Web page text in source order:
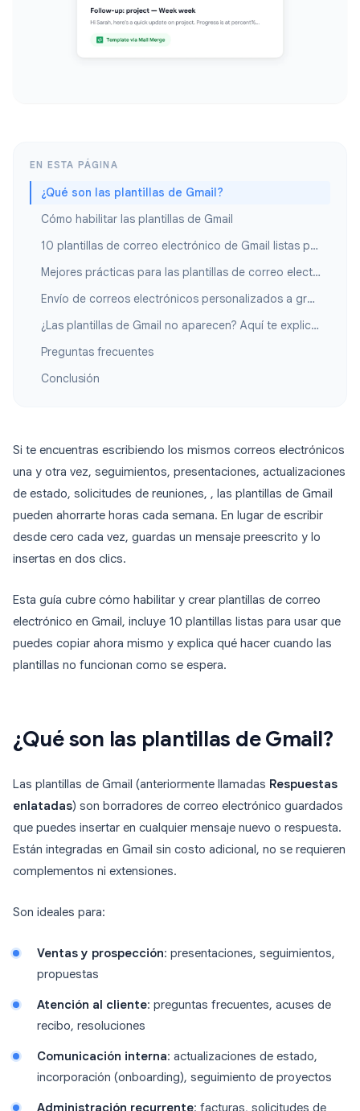
EN ESTA PÁGINA
¿Qué son las plantillas de Gmail?
Cómo habilitar las plantillas de Gmail
10 plantillas de correo electrónico de Gmail listas para usar
Mejores prácticas para las plantillas de correo electrónico de Gmail
Envío de correos electrónicos personalizados a gran escala
¿Las plantillas de Gmail no aparecen? Aquí te explicamos cómo solucionarlo
Preguntas frecuentes
Conclusión
Si te encuentras escribiendo los mismos correos electrónicos
una y otra vez, seguimientos, presentaciones, actualizaciones
de estado, solicitudes de reuniones, , las plantillas de Gmail
pueden ahorrarte horas cada semana. En lugar de escribir
desde cero cada vez, guardas un mensaje preescrito y lo
insertas en dos clics.
Esta guía cubre cómo habilitar y crear plantillas de correo
electrónico en Gmail, incluye 10 plantillas listas para usar que
puedes copiar ahora mismo y explica qué hacer cuando las
plantillas no funcionan como se espera.
¿Qué son las plantillas de Gmail?
Las plantillas de Gmail (anteriormente llamadas Respuestas
enlatadas) son borradores de correo electrónico guardados
que puedes insertar en cualquier mensaje nuevo o respuesta.
Están integradas en Gmail sin costo adicional, no se requieren
complementos ni extensiones.
Son ideales para:
Ventas y prospección: presentaciones, seguimientos,
propuestas
Atención al cliente: preguntas frecuentes, acuses de
recibo, resoluciones
Comunicación interna: actualizaciones de estado,
incorporación (onboarding), seguimiento de proyectos
Administración recurrente: facturas, solicitudes de